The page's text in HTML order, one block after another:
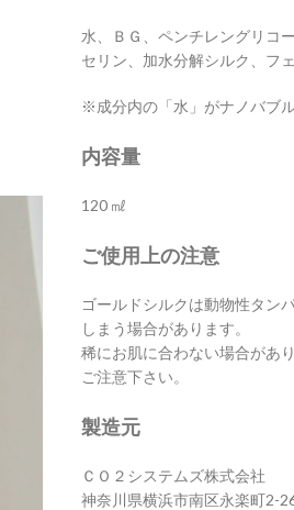
水、ＢＧ、ペンチレングリコ
セリン、加水分解シルク、フ
※成分内の「水」がナノバブ
内容量
120 ㎖
ご使用上の注意
ゴールドシルクは動物性タン
しまう場合があります。
稀にお肌に合わない場合があ
ご注意下さい。
製造元
ＣＯ２システムズ株式会社
神奈川県横浜市南区永楽町2-